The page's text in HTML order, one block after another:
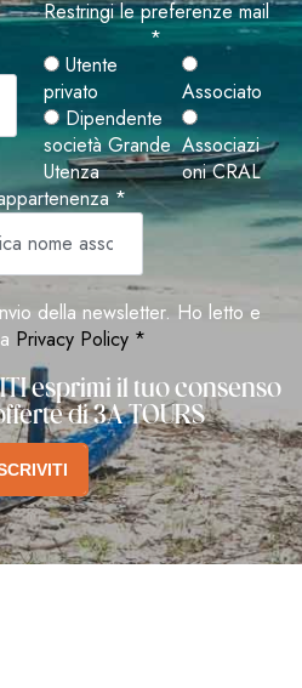
Restringi le preferenze mail
*
Utente
privato
Associato
Dipendente
società Grande
Utenza
Associazi
oni CRAL
*
della newsletter. Ho letto e
Privacy Policy *
esprimi il tuo consenso
di 3A TOURS